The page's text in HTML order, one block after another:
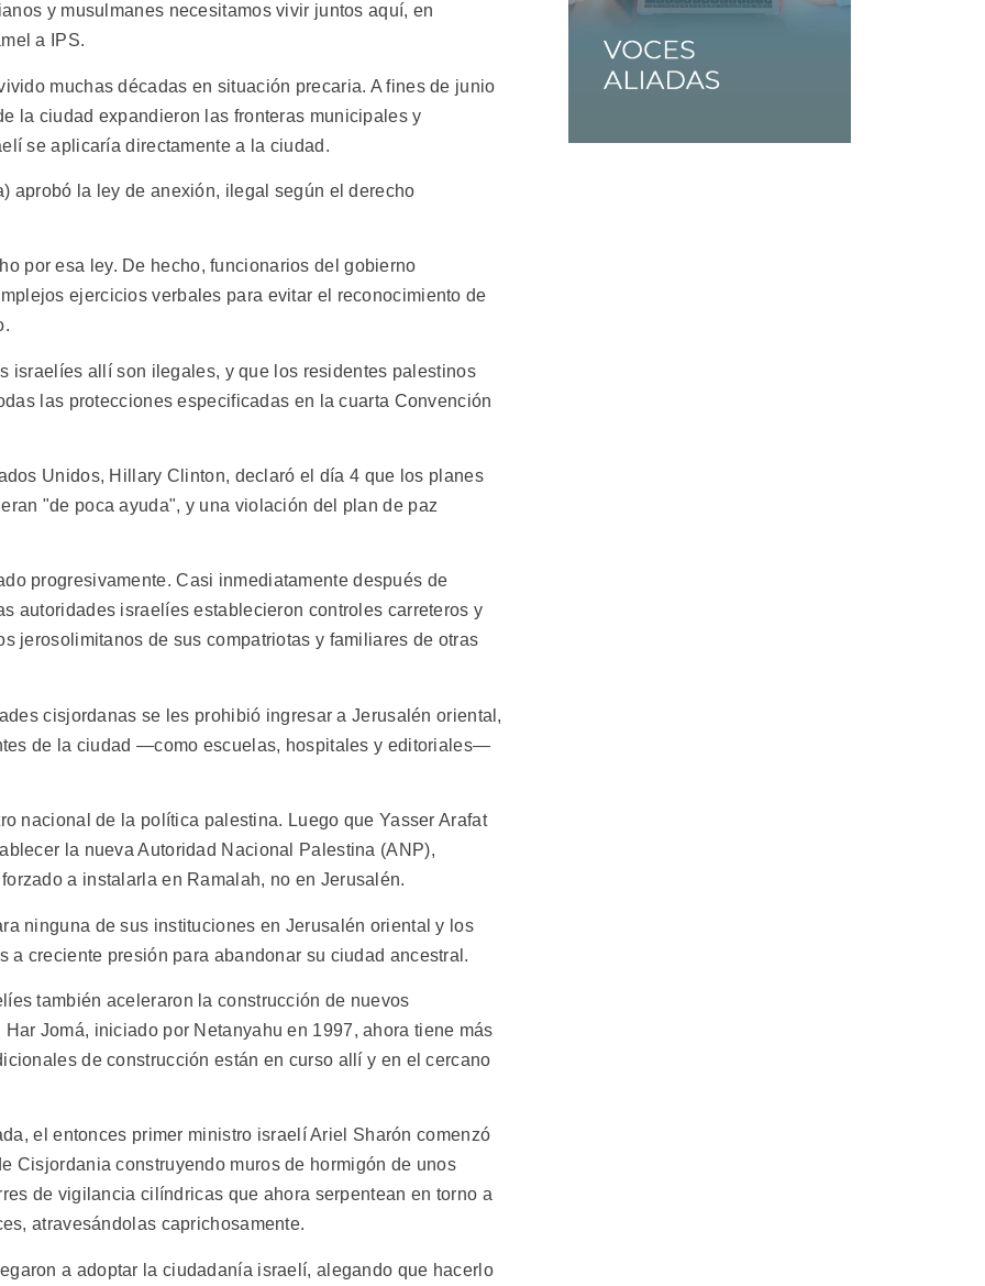
y musulmanes necesitamos vivir juntos aquí, en
a IPS.
muchas décadas en situación precaria. A fines de junio
la ciudad expandieron las fronteras municipales y
se aplicaría directamente a la ciudad.
aprobó la ley de anexión, ilegal según el derecho
por esa ley. De hecho, funcionarios del gobierno
ejercicios verbales para evitar el reconocimiento de
israelíes allí son ilegales, y que los residentes palestinos
las protecciones especificadas en la cuarta Convención
Unidos, Hillary Clinton, declaró el día 4 que los planes
"de poca ayuda", y una violación del plan de paz
progresivamente. Casi inmediatamente después de
autoridades israelíes establecieron controles carreteros y
jerosolimitanos de sus compatriotas y familiares de otras
cisjordanas se les prohibió ingresar a Jerusalén oriental,
de la ciudad —como escuelas, hospitales y editoriales—
nacional de la política palestina. Luego que Yasser Arafat
la nueva Autoridad Nacional Palestina (ANP),
a instalarla en Ramalah, no en Jerusalén.
ninguna de sus instituciones en Jerusalén oriental y los
creciente presión para abandonar su ciudad ancestral.
también aceleraron la construcción de nuevos
Jomá, iniciado por Netanyahu en 1997, ahora tiene más
de construcción están en curso allí y en el cercano
el entonces primer ministro israelí Ariel Sharón comenzó
Cisjordania construyendo muros de hormigón de unos
de vigilancia cilíndricas que ahora serpentean en torno a
atravesándolas caprichosamente.
a adoptar la ciudadanía israelí, alegando que hacerlo